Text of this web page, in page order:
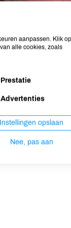
aanpassen. Klik op
alle cookies, zoals
Prestatie
Advertenties
Instellingen opslaan
Nee, pas aan